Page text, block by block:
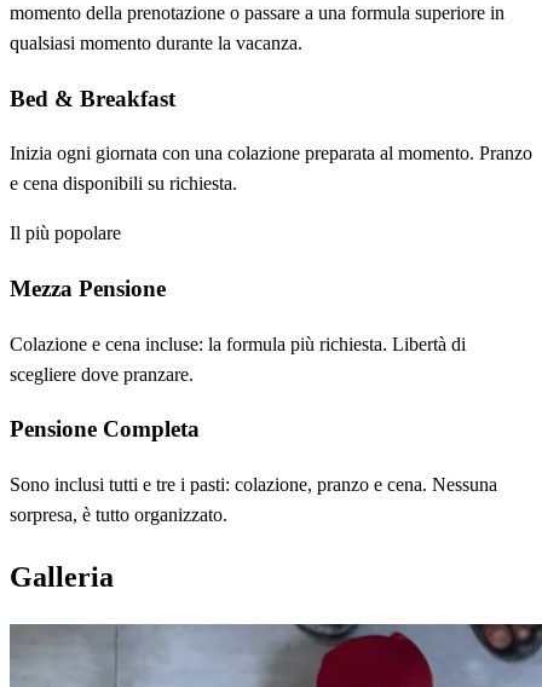
momento della prenotazione o passare a una formula superiore in
qualsiasi momento durante la vacanza.
Bed & Breakfast
Inizia ogni giornata con una colazione preparata al momento. Pranzo
e cena disponibili su richiesta.
Il più popolare
Mezza Pensione
Colazione e cena incluse: la formula più richiesta. Libertà di
scegliere dove pranzare.
Pensione Completa
Sono inclusi tutti e tre i pasti: colazione, pranzo e cena. Nessuna
sorpresa, è tutto organizzato.
Galleria